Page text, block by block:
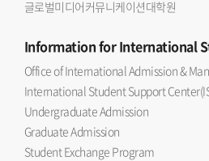
글로벌미디어커뮤니케이션대학원
Informationfor International
Office of International Admission &
International Student Support
Undergraduate Admission
Graduate Admission
Student Exchange Program